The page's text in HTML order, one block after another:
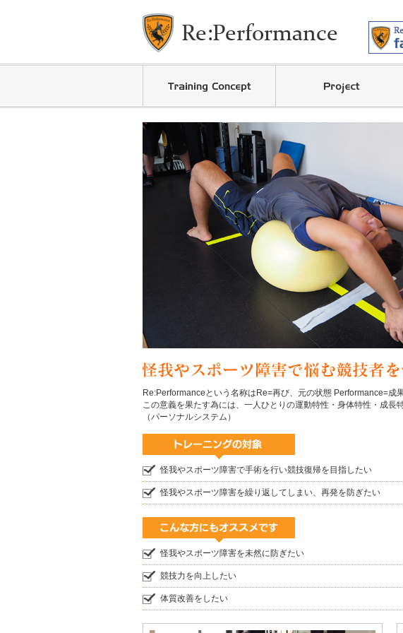
Re:Performanceという名称はRe=再び、元の状態 Performance=成
この意義を果たす為には、一人ひとりの運動特性・身体特性・成長
（パーソナルシステム）
怪我やスポーツ障害で手術を行い競技復帰を目指したい
怪我やスポーツ障害を繰り返してしまい、再発を防ぎたい
怪我やスポーツ障害を未然に防ぎたい
競技力を向上したい
体質改善をしたい